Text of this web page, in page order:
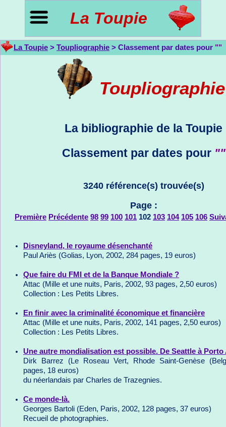
La Toupie
La Toupie > Toupliographie > Classement par dates pour ""
La bibliographie de la Toupie
Classement par dates pour ""
3240 référence(s) trouvée(s)
Page :
Première Précédente 98 99 100 101 102 103 104 105 106
Disneyland, le royaume désenchanté
Paul Ariès (Golias, Lyon, 2002, 284 pages, 19 euros)
Que faire du FMI et de la Banque Mondiale ?
Attac (Mille et une nuits, Paris, 2002, 93 pages, 2,50 euros)
Collection : Les Petits Libres.
En finir avec la criminalité économique et financière
Attac (Mille et une nuits, Paris, 2002, 141 pages, 2,50 euros)
Collection : Les Petits Libres.
Une autre mondialisation est possible. De Seattle à Porto
Dirk Barrez (Le Roseau Vert, Rhode Saint-Genèse
pages, 18 euros)
du néerlandais par Charles de Trazegnies.
Ce monde-là.
Georges Bartoli (Eden, Paris, 2002, 128 pages, 37 euros)
Recueil de photographies.